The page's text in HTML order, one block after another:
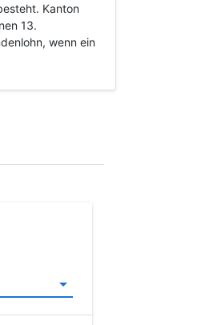
Kanton
13.
wenn ein